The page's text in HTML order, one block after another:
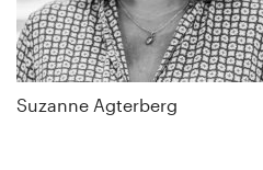
Suzanne Agterberg